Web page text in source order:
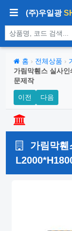
(주)우일광
상품 검색
홈 › 전체상품 ›
가림막휀스 실사
문제작
이전 다음
가림막